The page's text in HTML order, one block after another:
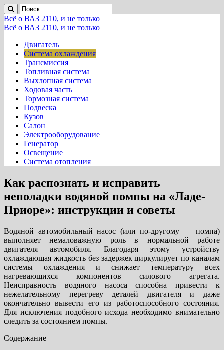
Всё о ВАЗ 2110, и не только
Всё о ВАЗ 2110, и не только
Двигатель
Система охлаждения
Трансмиссия
Топливная система
Выхлопная система
Ходовая часть
Тормозная система
Подвеска
Кузов
Салон
Электрооборудование
Генератор
Освещение
Система отопления
Как распознать и исправить
неполадки водяной помпы на «Ладе-
Приоре»: инструкции и советы
Водяной автомобильный насос (или по-другому — помпа)
выполняет немаловажную роль в нормальной работе
двигателя автомобиля. Благодаря этому устройству
охлаждающая жидкость без задержек циркулирует по каналам
системы охлаждения и снижает температуру всех
нагревающихся компонентов силового агрегата.
Неисправность водяного насоса способна привести к
нежелательному перегреву деталей двигателя и даже
окончательно вывести его из работоспособного состояния.
Для исключения подобного исхода необходимо внимательно
следить за состоянием помпы.
Содержание